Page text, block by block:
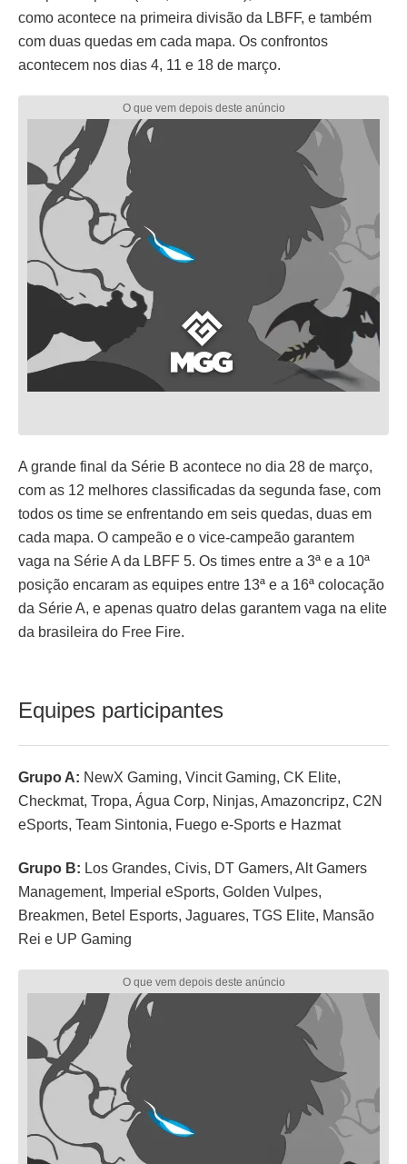
como acontece na primeira divisão da LBFF, e também
com duas quedas em cada mapa. Os confrontos
acontecem nos dias 4, 11 e 18 de março.
A grande final da Série B acontece no dia 28 de março,
com as 12 melhores classificadas da segunda fase, com
todos os time se enfrentando em seis quedas, duas em
cada mapa. O campeão e o vice-campeão garantem
vaga na Série A da LBFF 5. Os times entre a 3ª e a 10ª
posição encaram as equipes entre 13ª e a 16ª colocação
da Série A, e apenas quatro delas garantem vaga na elite
da brasileira do Free Fire.
Equipes participantes
Grupo A: NewX Gaming, Vincit Gaming, CK Elite,
Checkmat, Tropa, Água Corp, Ninjas, Amazoncripz, C2N
eSports, Team Sintonia, Fuego e-Sports e Hazmat
Grupo B: Los Grandes, Civis, DT Gamers, Alt Gamers
Management, Imperial eSports, Golden Vulpes,
Breakmen, Betel Esports, Jaguares, TGS Elite, Mansão
Rei e UP Gaming